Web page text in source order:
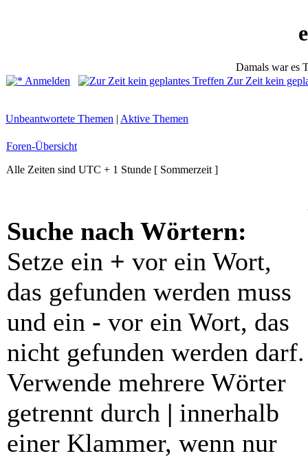
Damals war es
Anmelden
Zur Zeit kein
Unbeantwortete Themen | Aktive Themen
Foren-Übersicht
Alle Zeiten sind UTC + 1 Stunde [ Sommerzeit ]
Suche nach Wörtern:
Setze ein + vor ein Wort,
das gefunden werden muss
und ein - vor ein Wort, das
nicht gefunden werden darf.
Verwende mehrere Wörter
getrennt durch | innerhalb
einer Klammer, wenn nur